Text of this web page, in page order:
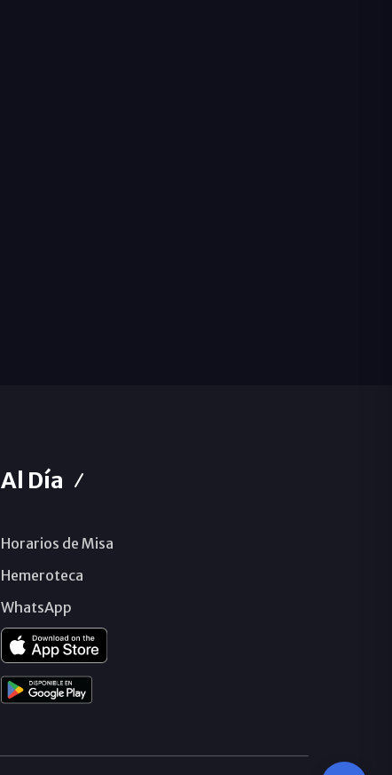
Al Día
Horarios de Misa
Hemeroteca
WhatsApp